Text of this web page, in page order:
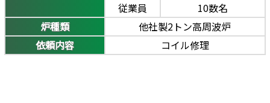
従業員
10数名
炉種類
他社製2トン高周波炉
依頼内容
コイル修理